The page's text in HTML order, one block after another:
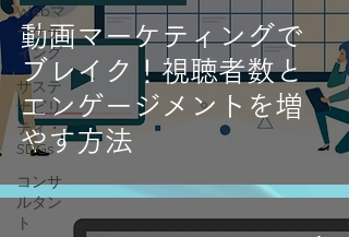
Webマ
ーケテ
ィング
サステ
ナビリ
ティ・
SDGs
コンサ
ルタン
ト
動画マーケティングで
ブレイク！視聴者数と
エンゲージメントを増
やす方法